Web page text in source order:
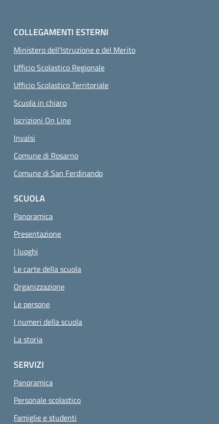
COLLEGAMENTI ESTERNI
Ministero dell'Istruzione e del Merito
Ufficio Scolastico Regionale
Ufficio Scolastico Territoriale
Scuola in chiaro
Iscrizioni On Line
Invalsi
Comune di Rosarno
Comune di San Ferdinando
SCUOLA
Panoramica
Presentazione
I luoghi
Le carte della scuola
Organizzazione
Le persone
I numeri della scuola
La storia
SERVIZI
Panoramica
Personale scolastico
Famiglie e studenti